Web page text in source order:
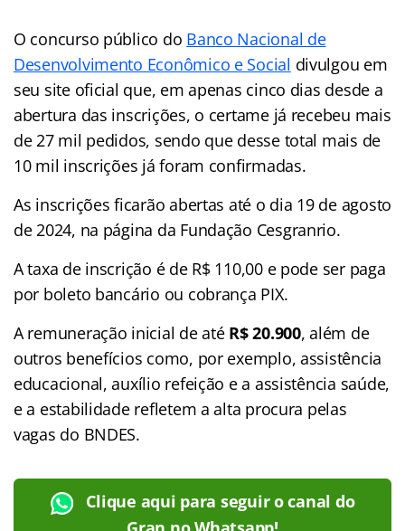
O concurso público do Banco Nacional de
Desenvolvimento Econômico e Social divulgou em
seu site oficial que, em apenas cinco dias desde a
abertura das inscrições, o certame já recebeu mais
de 27 mil pedidos, sendo que desse total mais de
10 mil inscrições já foram confirmadas.
As inscrições ficarão abertas até o dia 19 de agosto
de 2024, na página da Fundação Cesgranrio.
A taxa de inscrição é de R$ 110,00 e pode ser paga
por boleto bancário ou cobrança PIX.
A remuneração inicial de até R$ 20.900, além de
outros benefícios como, por exemplo, assistência
educacional, auxílio refeição e a assistência saúde,
e a estabilidade refletem a alta procura pelas
vagas do BNDES.
Clique aqui para seguir o canal do